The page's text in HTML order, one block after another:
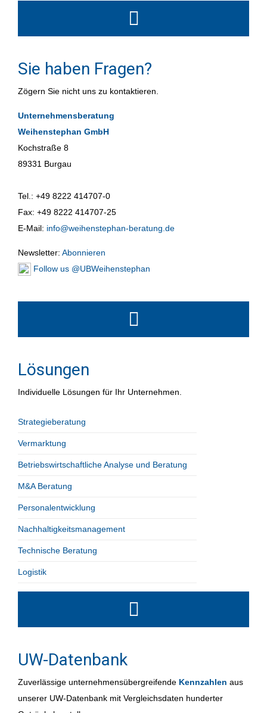
Sie haben Fragen?
Zögern Sie nicht uns zu kontaktieren.
Unternehmensberatung
Weihenstephan GmbH
Kochstraße 8
89331 Burgau
Tel.: +49 8222 414707-0
Fax: +49 8222 414707-25
E-Mail: info@weihenstephan-beratung.de
Newsletter: Abonnieren
Follow us @UBWeihenstephan
Lösungen
Individuelle Lösungen für Ihr Unternehmen.
Strategieberatung
Vermarktung
Betriebswirtschaftliche Analyse und Beratung
M&A Beratung
Personalentwicklung
Nachhaltigkeitsmanagement
Technische Beratung
Logistik
UW-Datenbank
Zuverlässige unternehmensübergreifende Kennzahlen aus
unserer UW-Datenbank mit Vergleichsdaten hunderter